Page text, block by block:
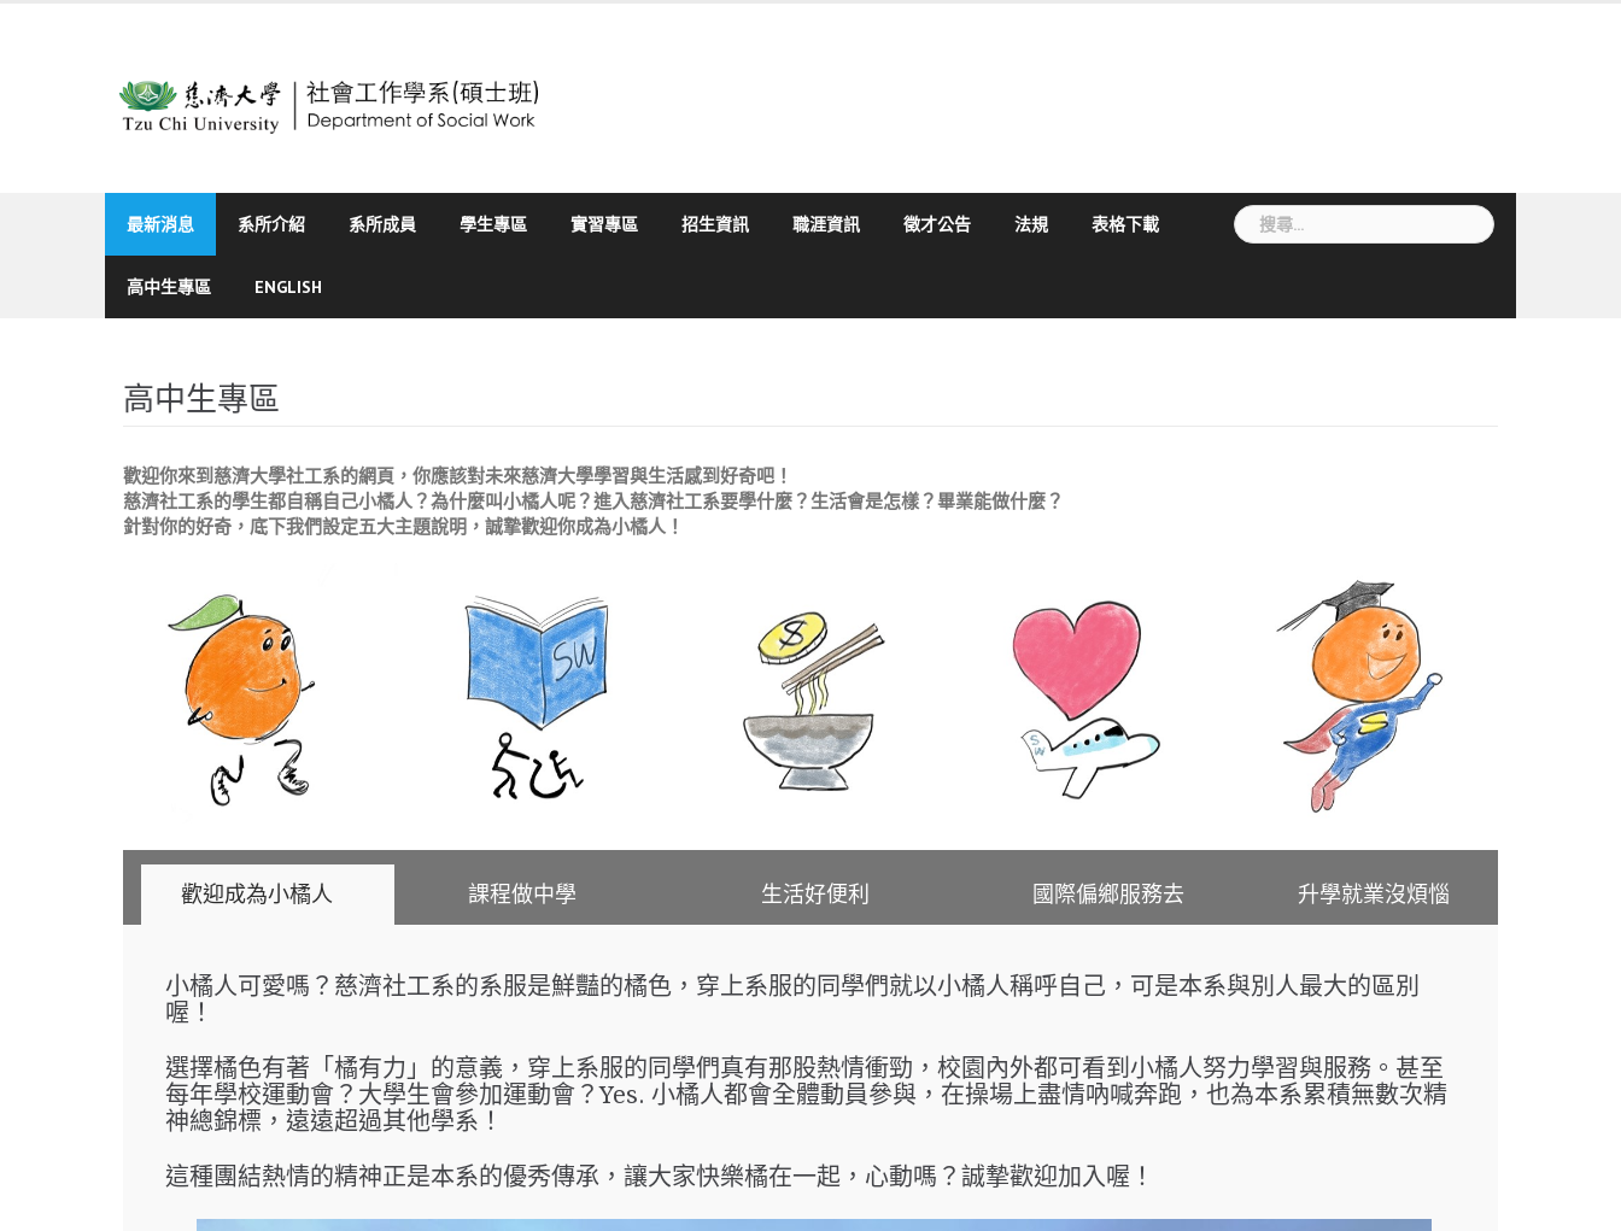
最新消息 系所介紹 系所成員 學生專區 實習專區 招生資訊 職涯資訊 徵才公告 法規 表格下載
高中生專區 ENGLISH
搜
尋
字:
高中生專區
歡迎你來到慈濟大學社工系的網頁，你應該對未來慈濟大學學習與生活感到好奇吧！
慈濟社工系的學生都自稱自己小橘人？為什麼叫小橘人呢？進入慈濟社工系要學什麼？生活會是怎樣？畢業能做什麼？
針對你的好奇，底下我們設定五大主題說明，誠摯歡迎你成為小橘人！
歡迎成為小橘人 課程做中學 生活好便利 國際偏鄉服務去 升學就業沒煩惱
小橘人可愛嗎？慈濟社工系的系服是鮮豔的橘色，穿上系服的同學們就以小橘人稱呼自己，可是本系與別人最大的區別
喔！
選擇橘色有著「橘有力」的意義，穿上系服的同學們真有那股熱情衝勁，校園內外都可看到小橘人努力學習與服務。甚至
每年學校運動會？大學生會參加運動會？Yes. 小橘人都會全體動員參與，在操場上盡情吶喊奔跑，也為本系累積無數次精
神總錦標，遠遠超過其他學系！
這種團結熱情的精神正是本系的優秀傳承，讓大家快樂橘在一起，心動嗎？誠摯歡迎加入喔！